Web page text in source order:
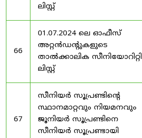
ലിസ്റ്റ്
66
01.07.2024 ലെ ഓഫീസ്
അറ്റൻഡൻ്റുകളുടെ
താൽക്കാലിക സീനിയോറിറ്റി
ലിസ്റ്റ്
67
സീനിയർ സൂപ്രണ്ടിൻ്റെ
സ്ഥാനമാറ്റവും നിയമനവും
ജൂനിയർ സൂപ്രണ്ടിനെ
സീനിയർ സൂപ്രണ്ടായി